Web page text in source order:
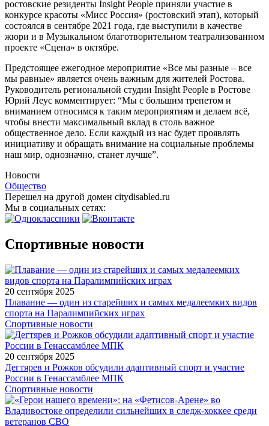
ростовские резиденты Insight People приняли участие в
конкурсе красоты «Мисс Россия» (ростовский этап), который
состоялся в сентябре 2021 года, где выступили в качестве
жюри и в Музыкальном благотворительном театрализованном
проекте «Сцена» в октябре.
Предстоящее ежегодное мероприятие «Все мы разные – все
мы равные» является очень важным для жителей Ростова.
Руководитель региональной студии Insight People в Ростове
Юрий Леус комментирует: “Мы с большим трепетом и
вниманием относимся к таким мероприятиям и делаем всё,
чтобы внести максимальный вклад в столь важное
общественное дело. Если каждый из нас будет проявлять
инициативу и обращать внимание на социальные проблемы
наш мир, однозначно, станет лучше”.
Новости
Общество
Перешел на другой домен citydisabled.ru
Мы в социальных сетях:
Спортивные новости
20 сентября 2025
Плавание — один из старейших и самых медалеемких видов
спорта на Паралимпийских играх
Спортивные новости
20 сентября 2025
Дегтярев и Рожков обсудили адаптивный спорт и участие
России в Генассамблее МПК
Спортивные новости